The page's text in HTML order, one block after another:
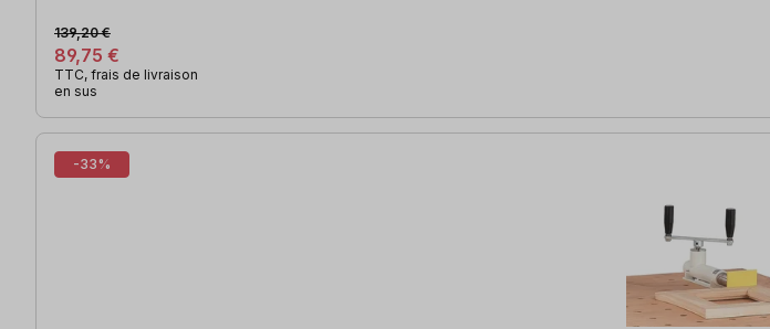
89,75 €
139,20 €
TTC, frais de livraison
en sus
-33%